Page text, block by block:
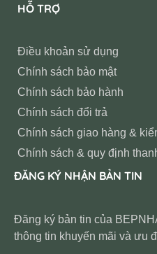
HỖ TRỢ
Điều khoản sử dụng
Chính sách bảo mật
Chính sách bảo hành
Chính sách đổi trả
Chính sách giao hàng &
Chính sách & quy định
ĐĂNG KÝ NHẬN BẢN TIN
Đăng ký bản tin của
thông tin khuyến mãi và ưu